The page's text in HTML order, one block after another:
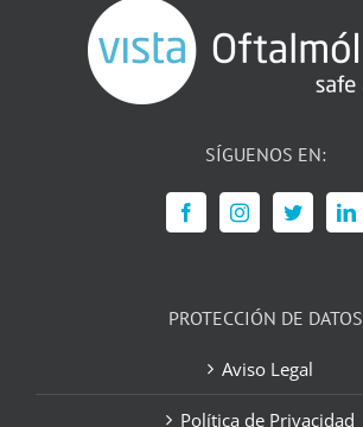
SÍGUENOS EN:
PROTECCIÓN DE DATOS
Aviso Legal
Política de Privacidad